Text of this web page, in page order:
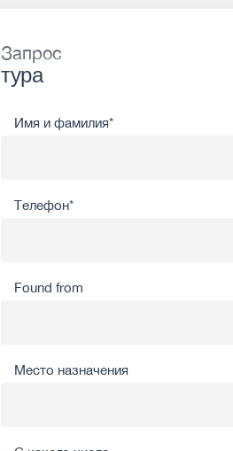
Запрос
тура
Имя и фамилия*
Телефон*
Found from
Место назначения